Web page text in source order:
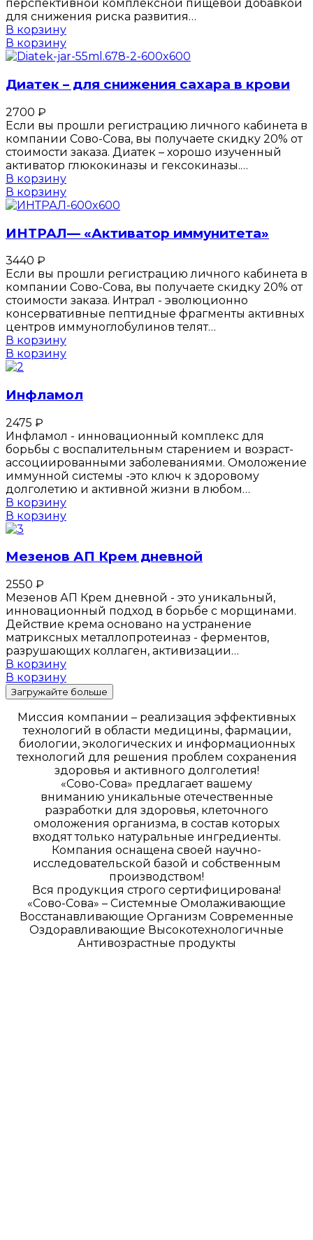
перспективной комплексной пищевой добавкой
для снижения риска развития…
В корзину
В корзину
Диатек – для снижения сахара в крови
2700 ₽
Если вы прошли регистрацию личного кабинета в
компании Сово-Сова, вы получаете скидку 20% от
стоимости заказа. Диатек – хорошо изученный
активатор глюкокиназы и гексокиназы.…
В корзину
В корзину
ИНТРАЛ— «Активатор иммунитета»
3440 ₽
Если вы прошли регистрацию личного кабинета в
компании Сово-Сова, вы получаете скидку 20% от
стоимости заказа. Интрал - эволюционно
консервативные пептидные фрагменты активных
центров иммуноглобулинов телят…
В корзину
В корзину
Инфламол
2475 ₽
Инфламол - инновационный комплекс для
борьбы с воспалительным старением и возраст-
ассоциированными заболеваниями. Омоложение
иммунной системы -это ключ к здоровому
долголетию и активной жизни в любом…
В корзину
В корзину
Мезенов АП Крем дневной
2550 ₽
Мезенов АП Крем дневной - это уникальный,
инновационный подход в борьбе с морщинами.
Действие крема основано на устранение
матриксных металлопротеиназ - ферментов,
разрушающих коллаген, активизации…
В корзину
В корзину
Загружайте больше
Миссия компании – реализация эффективных
технологий в области медицины, фармации,
биологии, экологических и информационных
технологий для решения проблем сохранения
здоровья и активного долголетия!
«Сово-Сова» предлагает вашему
вниманию уникальные отечественные
разработки для здоровья, клеточного
омоложения организма, в состав которых
входят только натуральные ингредиенты.
Компания оснащена своей научно-
исследовательской базой и собственным
производством!
Вся продукция строго сертифицирована!
«Сово-Сова» – Системные Омолаживающие
Восстанавливающие Организм Современные
Оздоравливающие Высокотехнологичные
Антивозрастные продукты